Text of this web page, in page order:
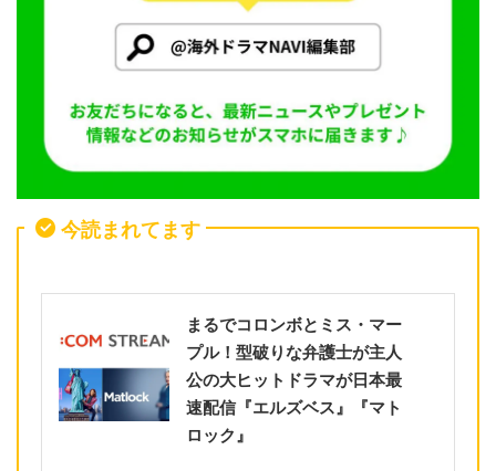
今読まれてます
まるでコロンボとミス・マー
プル！型破りな弁護士が主人
公の大ヒットドラマが日本最
速配信『エルズベス』『マト
ロック』